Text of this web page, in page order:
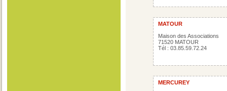
MATOUR
Maison des Associations
71520 MATOUR
Tél : 03.85.59.72.24
MERCUREY